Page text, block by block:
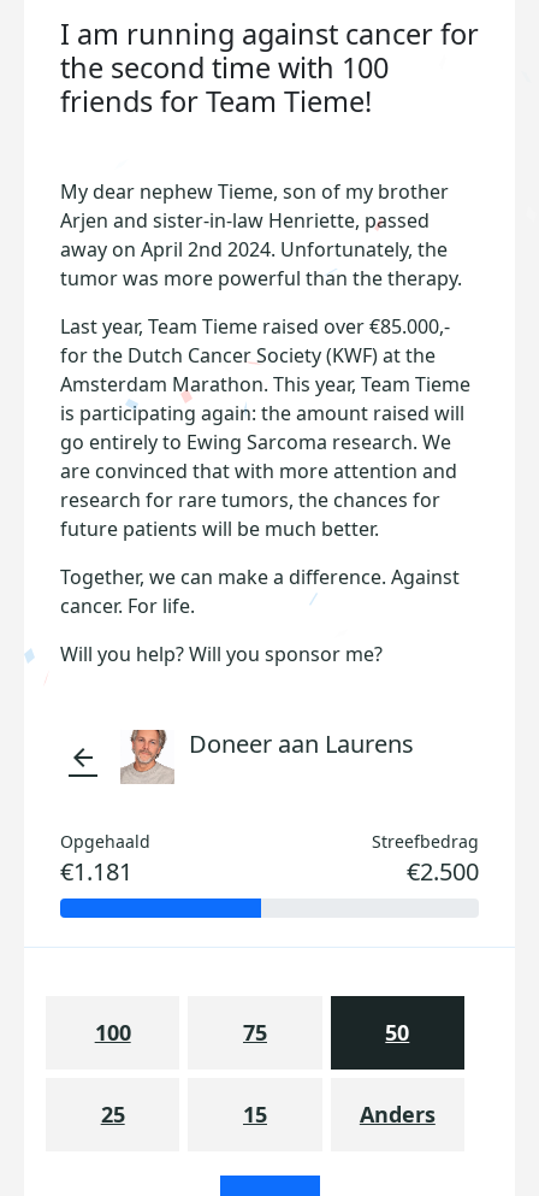
I am running against cancer for
the second time with 100
friends for Team Tieme!
My dear nephew Tieme, son of my brother
Arjen and sister-in-law Henriette, passed
away on April 2nd 2024. Unfortunately, the
tumor was more powerful than the therapy.
Last year, Team Tieme raised over €85.000,-
for the Dutch Cancer Society (KWF) at the
Amsterdam Marathon. This year, Team Tieme
is participating again: the amount raised will
go entirely to Ewing Sarcoma research. We
are convinced that with more attention and
research for rare tumors, the chances for
future patients will be much better.
Together, we can make a difference. Against
cancer. For life.
Will you help? Will you sponsor me?
arrow_back Doneer aan Laurens
Opgehaald
€1.181
Streefbedrag
€2.500
100 75 50
25 15 Anders